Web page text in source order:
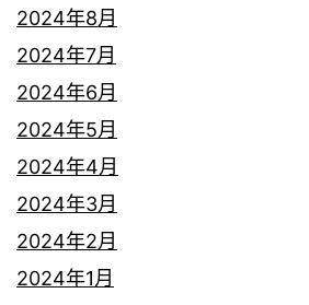
2024年8月
2024年7月
2024年6月
2024年5月
2024年4月
2024年3月
2024年2月
2024年1月